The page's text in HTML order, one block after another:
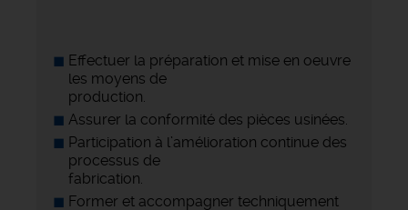
Effectuer la préparation et mise en oeuvre
les moyens de
production.
Assurer la conformité des pièces usinées.
Participation à l’amélioration continue des
processus de
fabrication.
Former et accompagner techniquement